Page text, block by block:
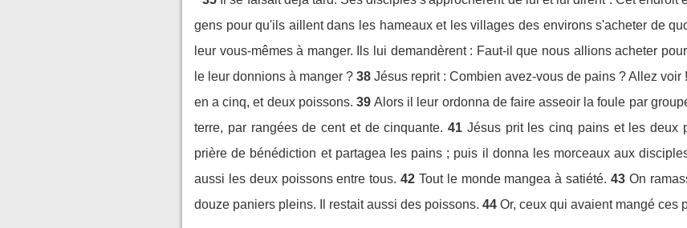
gens pour qu'ils aillent dans les hameaux et les villages des environs s'acheter de
leur vous-mêmes à manger. Ils lui demandèrent : Faut-il que nous allions acheter
le leur donnions à manger ? 38 Jésus reprit : Combien avez-vous de pains ? Allez
en a cinq, et deux poissons. 39 Alors il leur ordonna de faire asseoir la foule par
terre, par rangées de cent et de cinquante. 41 Jésus prit les cinq pains et les deux
prière de bénédiction et partagea les pains ; puis il donna les morceaux aux
aussi les deux poissons entre tous. 42 Tout le monde mangea à satiété. 43 On
douze paniers pleins. Il restait aussi des poissons. 44 Or, ceux qui avaient mangé ces